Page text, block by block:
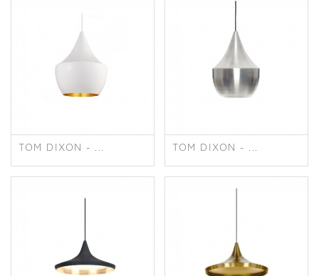
TOM DIXON - ... TOM DIXON - ...